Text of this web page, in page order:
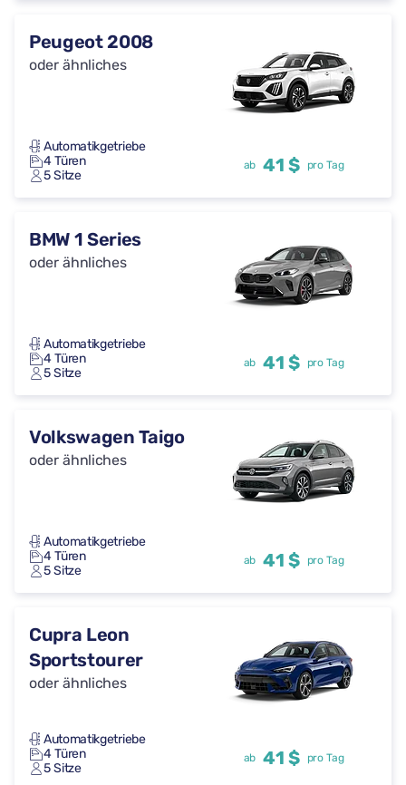
Peugeot 2008
oder ähnliches
Automatikgetriebe
4 Türen
5 Sitze
ab 41 $ pro Tag
BMW 1 Series
oder ähnliches
Automatikgetriebe
4 Türen
5 Sitze
ab 41 $ pro Tag
Volkswagen Taigo
oder ähnliches
Automatikgetriebe
4 Türen
5 Sitze
ab 41 $ pro Tag
Cupra Leon
Sportstourer
oder ähnliches
Automatikgetriebe
4 Türen
5 Sitze
ab 41 $ pro Tag